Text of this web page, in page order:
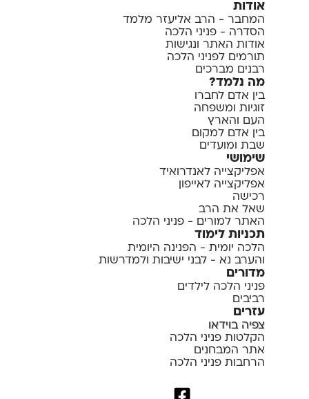
אודות
המחבר - הרב אליעזר מלמד
הסדרה - פניני הלכה
אודות האתר ונגישות
תורמים לפניני הלכה
רבנים מברכים
מה נלמד?
בין אדם לחברו
זוגיות ומשפחה
העם והארץ
בין אדם למקום
שבת ומועדים
שימושי
אפליקצייה לאנדרואיד
אפליקצייה לאייפון
רכישה
שאל את הרב
האתר למורים - פניני הלכה
תכניות לימוד
הלכה יומית - הפנינה היומית
והערב נא - לבני ישיבות ולמדרשות
מדורים
פניני הלכה לילדים
רביבים
עזרים
צפיה בוידאו
הקלטות פניני הלכה
אתר המבחנים
הרחבות פניני הלכה